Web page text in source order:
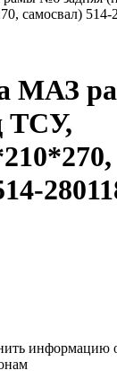
самосвал)
МАЗ
ТСУ,
информацию о